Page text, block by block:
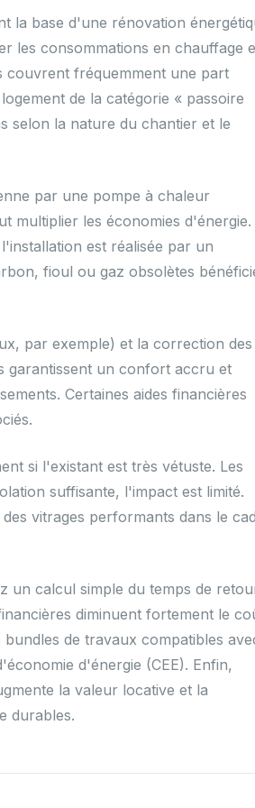
la base d'une rénovation
les consommations en chauffage
couvrent fréquemment une part
de la catégorie « passoire
selon la nature du chantier et le
par une pompe à chaleur
multiplier les économies d'énergie.
est réalisée par un
fioul ou gaz obsolètes
par exemple) et la correction des
garantissent un confort accru et
Certaines aides financières
si l'existant est très vétuste. Les
suffisante, l'impact est limité.
vitrages performants dans le
un calcul simple du temps de
diminuent fortement le
de travaux compatibles
d'énergie (CEE). Enfin,
la valeur locative et la
durables.